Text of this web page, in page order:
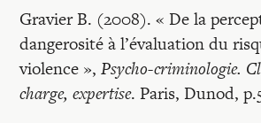
Gravier B. (2008). « De la
dangerosité à l’évaluation du
violence »,Psycho-criminologie.
charge, expertise. Paris, Dunod,